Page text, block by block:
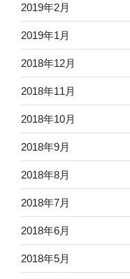
2019年2月
2019年1月
2018年12月
2018年11月
2018年10月
2018年9月
2018年8月
2018年7月
2018年6月
2018年5月